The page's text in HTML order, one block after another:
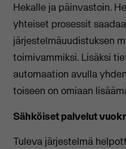
Hekalle ja päinvastoin.
yhteiset prosessit
järjestelmäuudistuksen
toimivammiksi. Lisäksi
automaation avulla
toiseen on omiaan
Sähköiset palvelut
Tuleva järjestelmä